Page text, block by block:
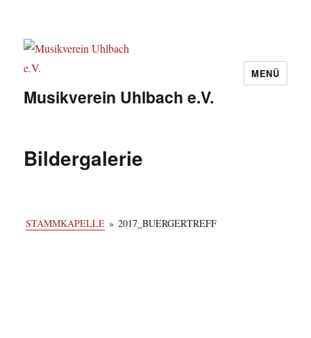
Musikverein Uhlbach e.V.
MENÜ
Bildergalerie
STAMMKAPELLE » 2017_BUERGERTREFF